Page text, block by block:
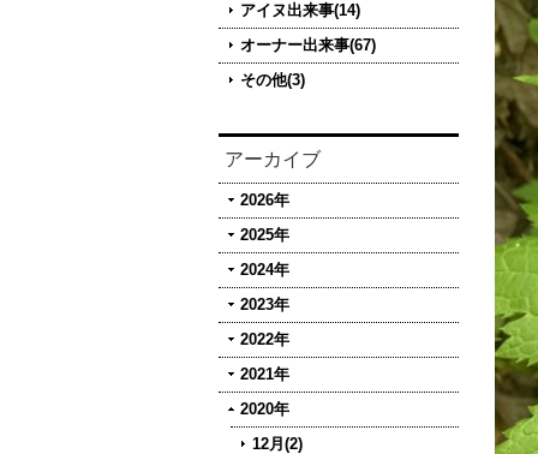
アイヌ出来事(14)
オーナー出来事(67)
その他(3)
アーカイブ
2026年
2025年
2024年
2023年
2022年
2021年
2020年
12月(2)